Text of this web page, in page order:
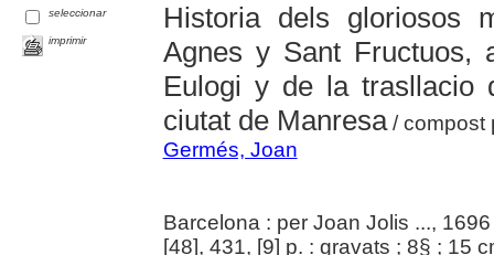
seleccionar
imprimir
Historia dels gloriosos
Agnes y Sant Fructuos,
Eulogi y de la trasllacio
ciutat de Manresa/ compost
Germés, Joan
Barcelona : per Joan Jolis ..., 1696
[48], 431, [9] p. : gravats ; 8§ ; 15